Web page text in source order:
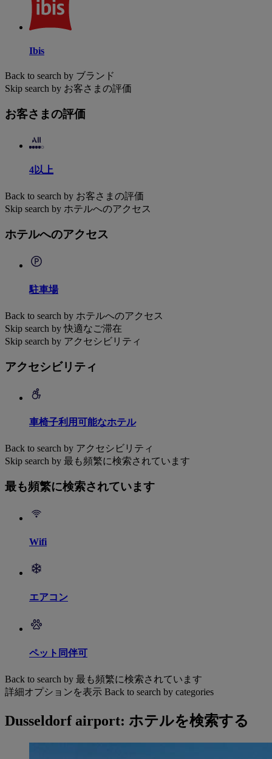
Ibis
Back to search by ブランド
Skip search by お客さまの評価
お客さまの評価
4以上
Back to search by お客さまの評価
Skip search by ホテルへのアクセス
ホテルへのアクセス
駐車場
Back to search by ホテルへのアクセス
Skip search by 快適なご滞在
Skip search by アクセシビリティ
アクセシビリティ
車椅子利用可能なホテル
Back to search by アクセシビリティ
Skip search by 最も頻繁に検索されています
最も頻繁に検索されています
Wifi
エアコン
ペット同伴可
Back to search by 最も頻繁に検索されています
詳細オプションを表示 Back to search by categories
Dusseldorf airport: ホテルを検索する